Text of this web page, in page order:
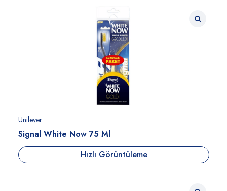
Unilever
Signal White Now 75 Ml
Hızlı Görüntüleme